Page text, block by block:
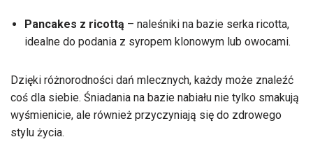
Pancakes z ricottą – naleśniki na bazie serka ricotta,
idealne do podania z syropem klonowym lub owocami.
Dzięki różnorodności dań mlecznych, każdy może znaleźć
coś dla siebie. Śniadania na bazie nabiału nie tylko smakują
wyśmienicie, ale również przyczyniają się do zdrowego
stylu życia.